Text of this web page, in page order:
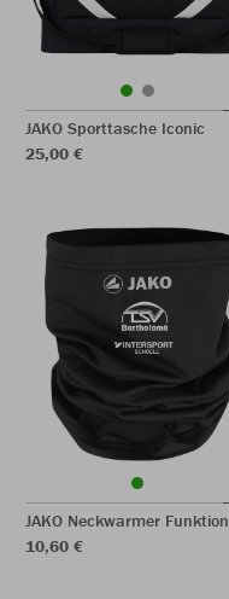
JAKO Sporttasche Iconic
25,00 €
JAKO Neckwarmer Funktion
10,60 €